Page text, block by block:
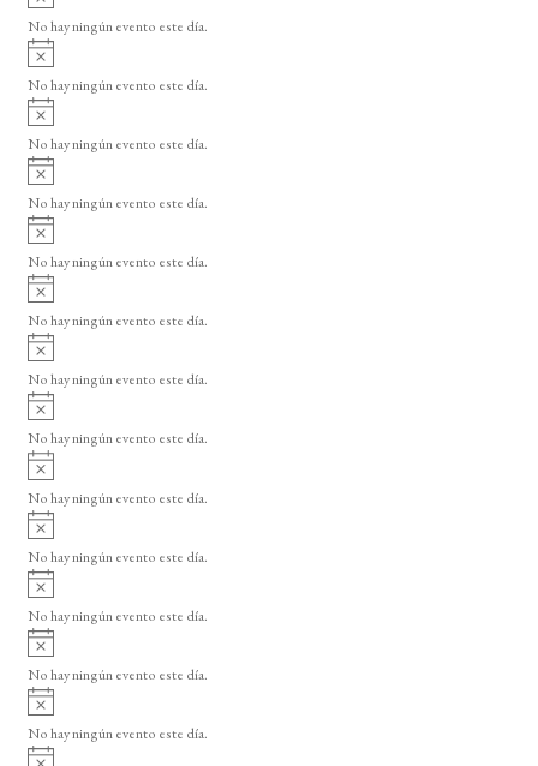
v
i
o
No hay ningún evento este día.
A
v
i
o
No hay ningún evento este día.
A
v
i
o
No hay ningún evento este día.
A
v
i
o
No hay ningún evento este día.
A
v
i
o
No hay ningún evento este día.
A
v
i
o
No hay ningún evento este día.
A
v
i
o
No hay ningún evento este día.
A
v
i
o
No hay ningún evento este día.
A
v
i
o
No hay ningún evento este día.
A
v
i
o
No hay ningún evento este día.
A
v
i
o
No hay ningún evento este día.
A
v
i
o
No hay ningún evento este día.
A
v
i
No hay ningún evento este día.
A